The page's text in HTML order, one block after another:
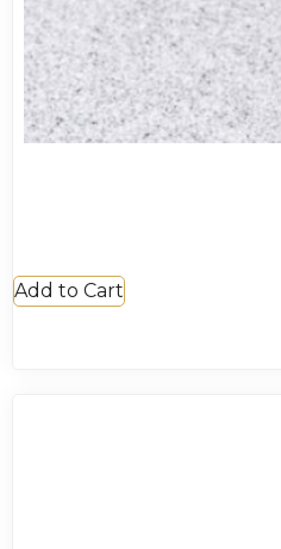
Add to Cart